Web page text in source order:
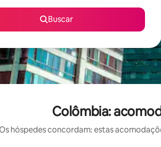
Buscar
Colômbia:
Os hóspedes concordam: estas